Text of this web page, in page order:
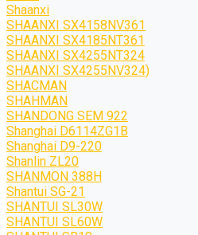
Shaanxi
SHAANXI SX4158NV361
SHAANXI SX4185NT361
SHAANXI SX4255NT324
SHAANXI SX4255NV324)
SHACMAN
SHAHMAN
SHANDONG SEM 922
Shanghai D6114ZG1B
Shanghai D9-220
Shanlin ZL20
SHANMON 388H
Shantui SG-21
SHANTUI SL30W
SHANTUI SL60W